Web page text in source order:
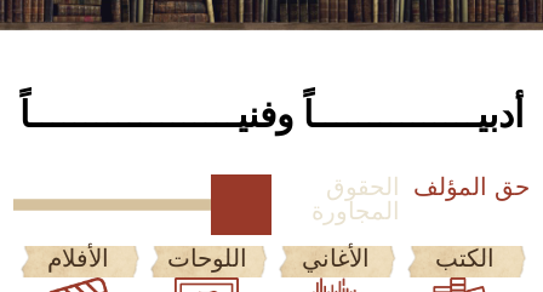
أدبيـــــــــــــــاً وفنيـــــــــــــــــــاً
حق المؤلف
الحقوق
المجاورة
الكتب
الأغاني اللوحات الأفلام